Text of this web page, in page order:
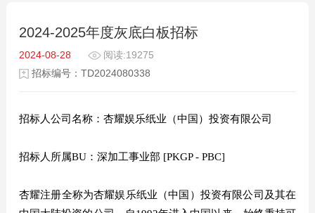
2024-2025年度灰底白板招标
2024-08-28
阅读:19275
招标编号：TD2024080338
招标人公司名称：杏耀娱乐纸业（中国）投资有限公司
招标人所属BU：深加工事业部 [PKGP - PBC]
杏耀注册全称为杏耀娱乐纸业（中国）投资有限公司及其在